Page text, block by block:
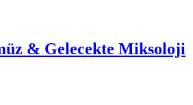
& Gelecekte Miksoloji